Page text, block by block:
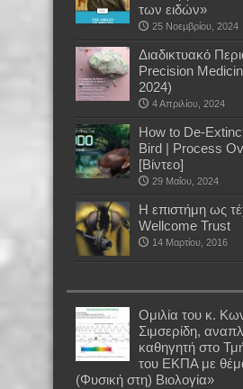
των ειδών»
25 Νοεμβρίου, 2024
Διαδικτυακό
Precision
2024)
4 Απριλίου, 2024
How to De-
Bird | Process
[Βίντεο]
29 Μαΐου, 2024
Η επιστήμη ως
Wellcome Trust
14 Μαρτίου, 2016
Oμιλία του κ.
Σιμσερίδη,
καθηγητή στο
του ΕΚΠΑ με
(Φυσική στη) Βιολογία»